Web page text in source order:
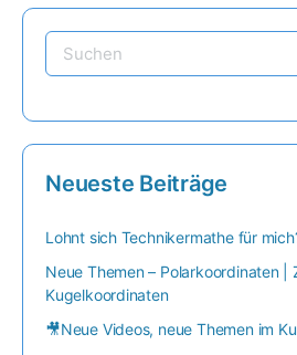
Neueste Beiträge
Lohnt sich Technikermathe für
Neue Themen – Polarkoordinaten |
Kugelkoordinaten
🎥Neue Videos, neue Themen im